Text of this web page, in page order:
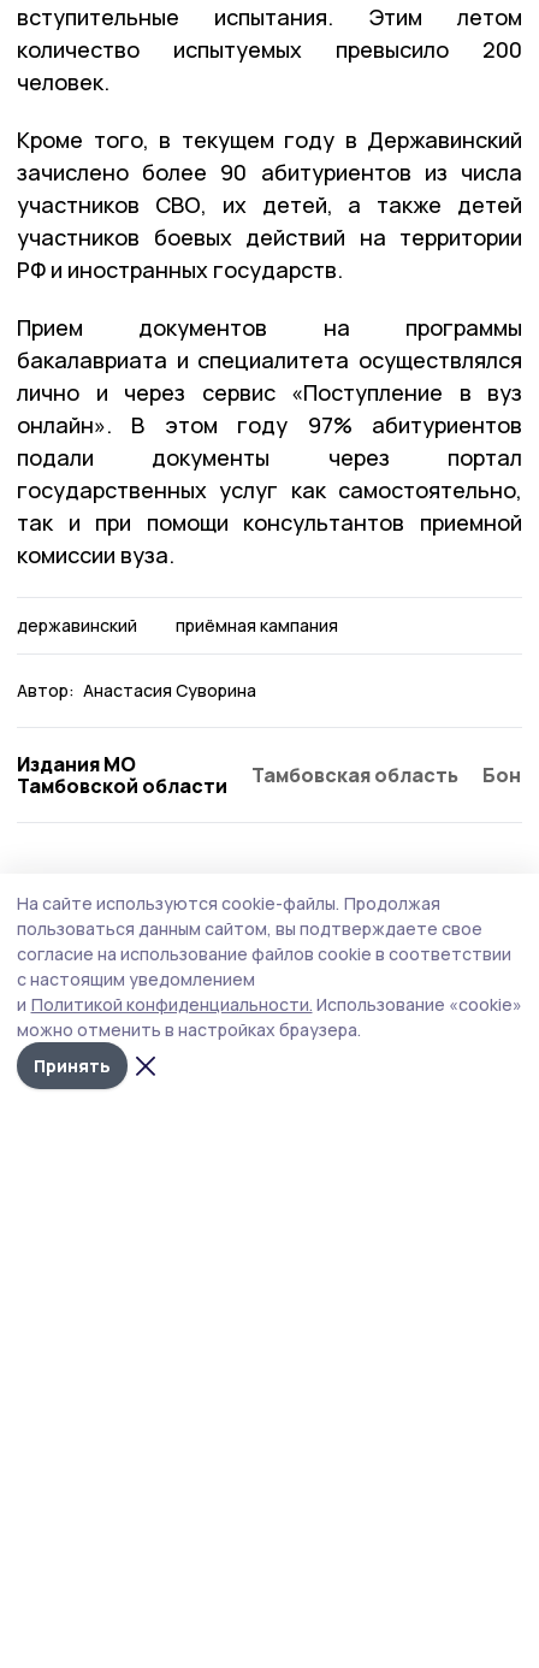
вступительные испытания. Этим летом
количество испытуемых превысило 200
человек.
Кроме того, в текущем году в Державинский
зачислено более 90 абитуриентов из числа
участников СВО, их детей, а также детей
участников боевых действий на территории
РФ и иностранных государств.
Прием документов на программы
бакалавриата и специалитета осуществлялся
лично и через сервис «Поступление в вуз
онлайн». В этом году 97% абитуриентов
подали документы через портал
государственных услуг как самостоятельно,
так и при помощи консультантов приемной
комиссии вуза.
державинский приёмная кампания
Автор: Анастасия Суворина
Издания МО
Тамбовской области
Тамбовская область
В Комсомольской школе параллельно с
ремонтом начали собирать мебель
Обновлённое учреждение в поселке совхоза
«Комсомолец» рассчитывают открыть к началу
учебного года.
На сайте используются cookie-файлы. Продолжая
пользоваться данным сайтом, вы подтверждаете свое
согласие на использование файлов cookie в соответствии
с настоящим уведомлением
и Политикой конфиденциальности. Использование «cookie»
можно отменить в настройках браузера.
Принять